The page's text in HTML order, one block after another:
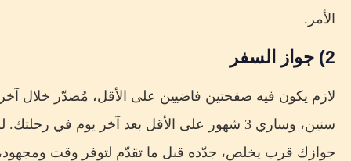
الأمر.
2) جواز السفر
سنين، وساري 3 شهور على الأقل بعد آخر يوم في رحلتك.
جوازك قرب يخلص، جدّده قبل ما تقدّم لتوفر وقت